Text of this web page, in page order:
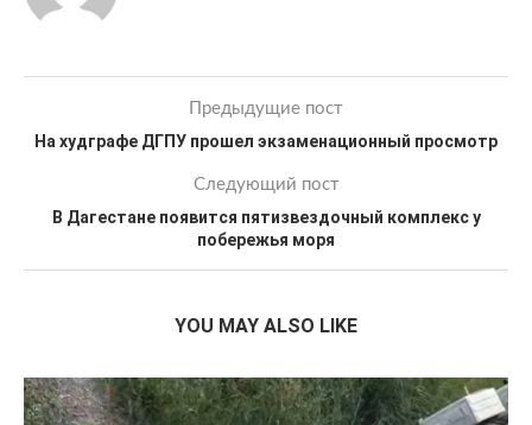
Предыдущие пост
На худграфе ДГПУ прошел экзаменационный просмотр
Следующий пост
В Дагестане появится пятизвездочный комплекс у
побережья моря
YOU MAY ALSO LIKE